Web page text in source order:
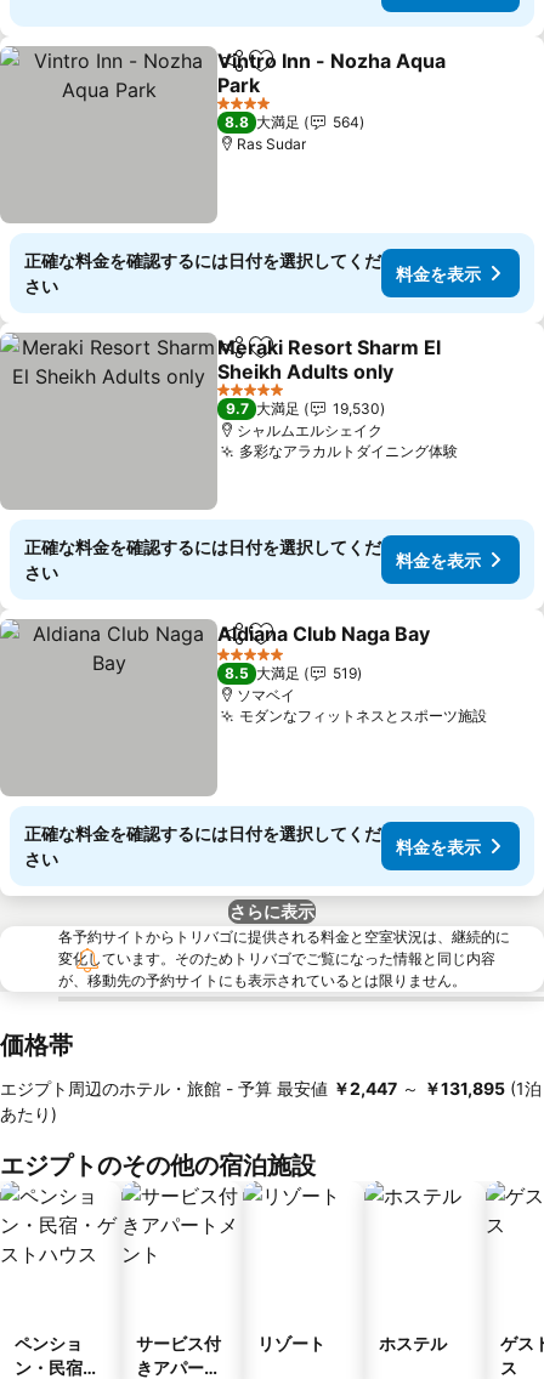
シェアお気に入りに追加
Vintro Inn - Nozha Aqua
Park
4 ホテルのランク
8.8 大満足
564
Ras Sudar
正確な料金を確認するには日付を選択してくだ
さい
料金を表示
シェアお気に入りに追加
Meraki Resort Sharm El
Sheikh Adults only
5 ホテルのランク
9.7 大満足
19,530
シャルムエルシェイク
多彩なアラカルトダイニング体験
正確な料金を確認するには日付を選択してくだ
さい
料金を表示
シェアお気に入りに追加
Aldiana Club Naga Bay
5 ホテルのランク
8.5 大満足
519
ソマベイ
モダンなフィットネスとスポーツ施設
正確な料金を確認するには日付を選択してくだ
さい
料金を表示
さらに表示
各予約サイトからトリバゴに提供される料金と空室状況は、継続的に
変化しています。そのためトリバゴでご覧になった情報と同じ内容
が、移動先の予約サイトにも表示されているとは限りません。
価格帯
エジプト周辺のホテル・旅館 - 予算 最安値 ‎￥2,447 ～ ‎￥131,895 (1泊
あたり)
エジプトのその他の宿泊施設
ペンショ
ン・民宿・
サービス付
きアパート
リゾート ホステル
ゲス
ス